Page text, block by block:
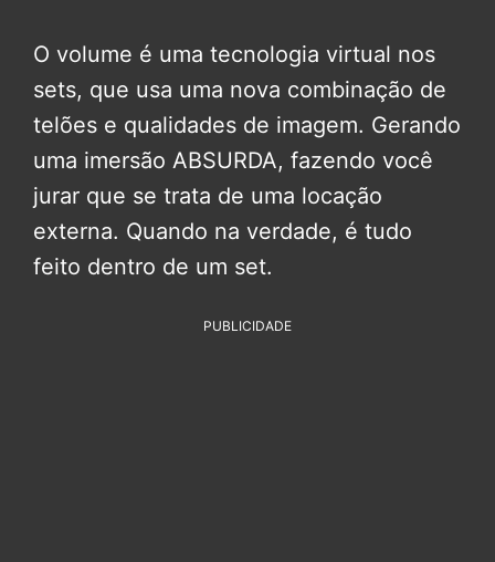
O volume é uma tecnologia virtual nos
sets, que usa uma nova combinação de
telões e qualidades de imagem. Gerando
uma imersão ABSURDA, fazendo você
jurar que se trata de uma locação
externa. Quando na verdade, é tudo
feito dentro de um set.
PUBLICIDADE